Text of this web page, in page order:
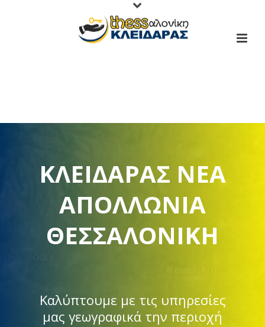
ΚΛΕΙΔΑΡΆΣ ΝΈΑ
ΑΠΟΛΛΩΝΙΑ
ΘΕΣΣΑΛΟΝΊΚΗ
Καλύπτουμε με τις υπηρεσίες
μας γεωγραφικά την περιοχή